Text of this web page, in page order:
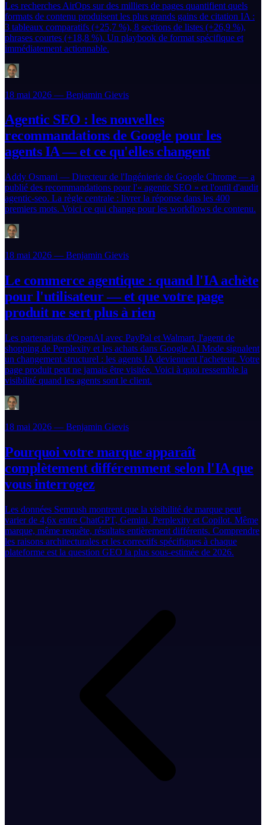
Les recherches AirOps sur des milliers de pages quantifient quels
formats de contenu produisent les plus grands gains de citation IA :
3 tableaux comparatifs (+25,7 %), 8 sections de listes (+26,9 %),
phrases courtes (+18,8 %). Un playbook de format spécifique et
immédiatement actionnable.
18 mai 2026 — Benjamin Gievis
Agentic SEO : les nouvelles
recommandations de Google pour les
agents IA — et ce qu'elles changent
Addy Osmani — Directeur de l'Ingénierie de Google Chrome — a
publié des recommandations pour l'« agentic SEO » et l'outil d'audit
agentic-seo. La règle centrale : livrer la réponse dans les 400
premiers mots. Voici ce qui change pour les workflows de contenu.
18 mai 2026 — Benjamin Gievis
Le commerce agentique : quand l'IA achète
pour l'utilisateur — et que votre page
produit ne sert plus à rien
Les partenariats d'OpenAI avec PayPal et Walmart, l'agent de
shopping de Perplexity et les achats dans Google AI Mode signalent
un changement structurel : les agents IA deviennent l'acheteur. Votre
page produit peut ne jamais être visitée. Voici à quoi ressemble la
visibilité quand les agents sont le client.
18 mai 2026 — Benjamin Gievis
Pourquoi votre marque apparaît
complètement différemment selon l'IA que
vous interrogez
Les données Semrush montrent que la visibilité de marque peut
varier de 4,6x entre ChatGPT, Gemini, Perplexity et Copilot. Même
marque, même requête, résultats entièrement différents. Comprendre
les raisons architecturales et les correctifs spécifiques à chaque
plateforme est la question GEO la plus sous-estimée de 2026.